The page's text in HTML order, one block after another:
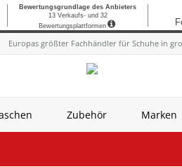
Europas größter Fachhändler für Schuhe in
Zubehör Marken